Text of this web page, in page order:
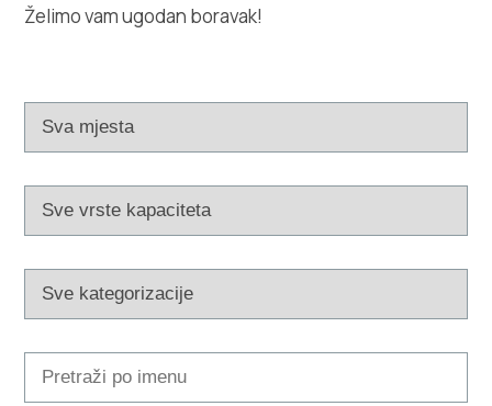
Što raditi
Multimedija
Turistički ured
Safe in Dalmatia
Želimo vam ugodan boravak!